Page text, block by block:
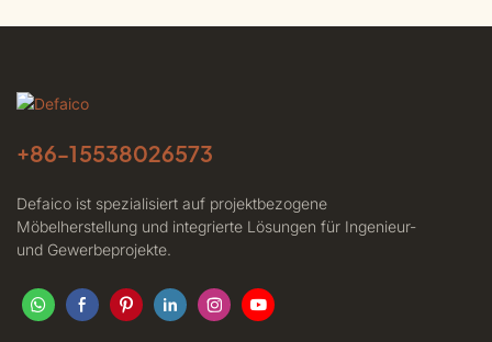
+86-15538026573
Defaico ist spezialisiert auf projektbezogene
Möbelherstellung und integrierte Lösungen für Ingenieur-
und Gewerbeprojekte.